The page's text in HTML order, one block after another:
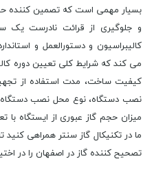
بسیار مهمی است که تصمین کننده
و جلوگیری از قرائت نادرست یک
کالیبراسیون و دستورالعمل و
می کند که شرایط کلی تعیین دوره
کیفیت ساخت، مدت استفاده از
نصب دستگاه، نوع محل نصب
میزان حجم گاز عبوری از ایستگاه
ما در تکنیکال گاز سنتر همراهی کنید
تصحیح کننده گاز در اصفهان را در